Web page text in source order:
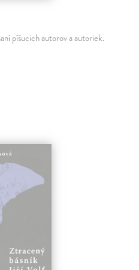
píšucich autorov a autoriek.